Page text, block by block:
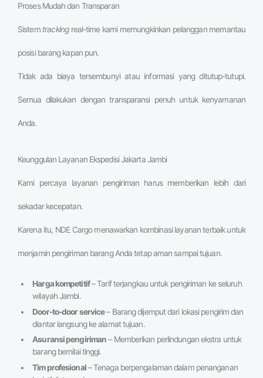
Proses Mudah dan Transparan
Sistem trackingreal-time kami memungkinkan pelanggan memantau
posisi barang kapan pun.
Tidak ada biaya tersembunyi atau informasi yang ditutup-tutupi.
Semua dilakukan dengan transparansi penuh untuk kenyamanan
Anda.
Keunggulan Layanan Ekspedisi Jakarta Jambi
Kami percaya layanan pengiriman harus memberikan lebih dari
sekadar kecepatan.
Karena itu, NDE Cargo menawarkan kombinasi layanan terbaik untuk
menjamin pengiriman barang Anda tetap aman sampai tujuan.
Harga kompetitif– Tarif terjangkau untuk pengiriman ke seluruh
wilayah Jambi.
Door-to-door service– Barang dijemput dari lokasi pengirim dan
diantar langsung ke alamat tujuan.
Asuransi pengiriman– Memberikan perlindungan ekstra untuk
barang bernilai tinggi.
Tim profesional– Tenaga berpengalaman dalam penanganan